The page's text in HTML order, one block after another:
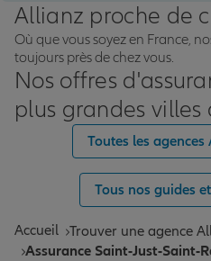
Allianz proche de
Où que vous soyez en France,
toujours près de chez vous.
Nos offres
plus grandes villes
Toutes les
Tous nos guides
Accueil Trouver une agence
Assurance Saint-Just-Saint-